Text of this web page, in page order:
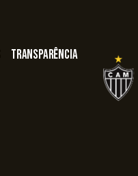
Transparência